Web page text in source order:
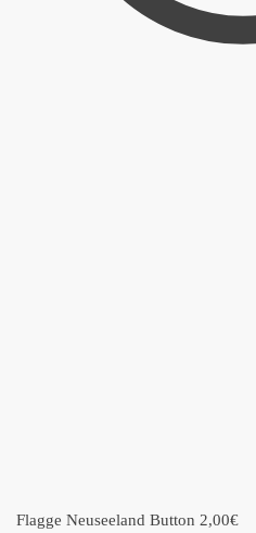
Flagge Neuseeland Button 2,00€